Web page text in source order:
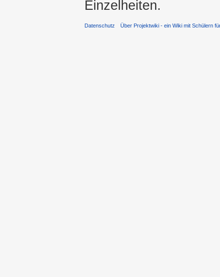
Einzelheiten.
Datenschutz Über Projektwiki - ein Wiki mit Schülern